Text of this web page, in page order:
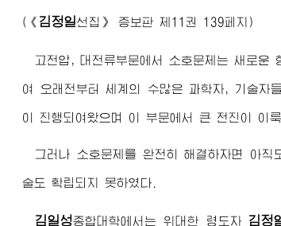
( 《 김정일선집》 증보판 제11권 139페지)
고전압, 대전류부문에서 소호문제는 새로운
여 오래전부터 세계의 수많은 과학자, 기술자
이 진행되여왔으며 이 부문에서 큰 전진이 이룩
그러나 소호문제를 완전히 해결하자면 아
술도 확립되지 못하였다.
김일성종합대학에서는 위대한 령도자 김정